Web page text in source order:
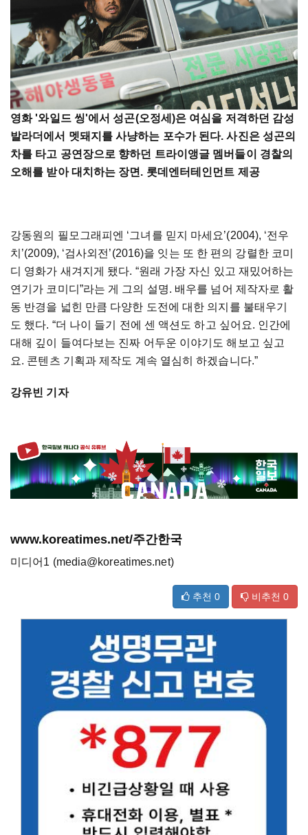
영화 '와일드 씽'에서 성곤(오정세)은 여심을 저격하던 감성
발라더에서 멧돼지를 사냥하는 포수가 된다. 사진은 성곤의
차를 타고 공연장으로 향하던 트라이앵글 멤버들이 경찰의
오해를 받아 대치하는 장면. 롯데엔터테인먼트 제공
강동원의 필모그래피엔 ‘그녀를 믿지 마세요’(2004), ‘전우
치’(2009), ‘검사외전’(2016)을 잇는 또 한 편의 강렬한 코미
디 영화가 새겨지게 됐다. “원래 가장 자신 있고 재밌어하는
연기가 코미디”라는 게 그의 설명. 배우를 넘어 제작자로 활
동 반경을 넓힌 만큼 다양한 도전에 대한 의지를 불태우기
도 했다. “더 나이 들기 전에 센 액션도 하고 싶어요. 인간에
대해 깊이 들여다보는 진짜 어두운 이야기도 해보고 싶고
요. 콘텐츠 기획과 제작도 계속 열심히 하겠습니다.”
강유빈 기자
www.koreatimes.net/주간한국
미디어1 (media@koreatimes.net)
추천 0 비추천 0